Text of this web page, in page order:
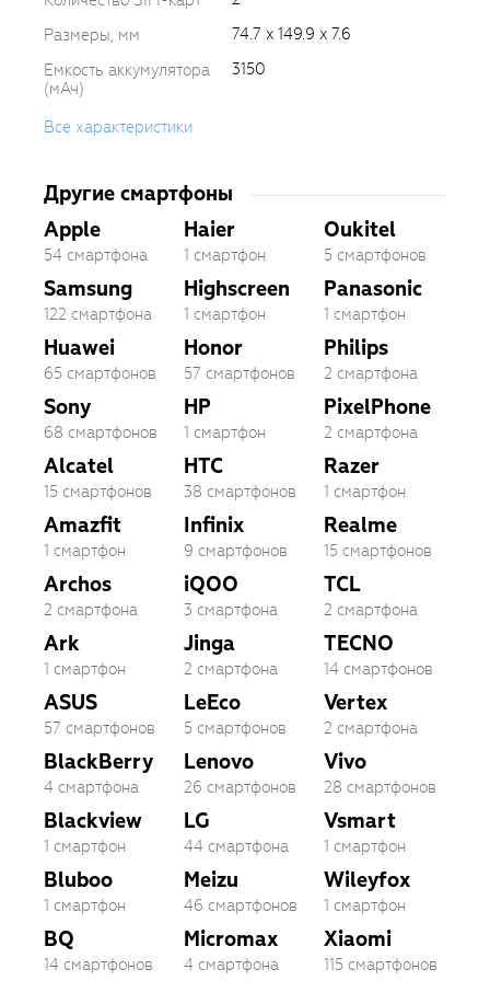
Размеры, мм
74.7 x 149.9 x 7.6
Емкость аккумулятора
(мАч)
3150
Все характеристики
Другие смартфоны
Apple
54 смартфона
Samsung
122 смартфона
Huawei
65 смартфонов
Sony
68 смартфонов
Alcatel
15 смартфонов
Amazfit
1 смартфон
Archos
2 смартфона
Ark
1 смартфон
ASUS
57 смартфонов
BlackBerry
4 смартфона
Blackview
1 смартфон
Bluboo
1 смартфон
BQ
14 смартфонов
Haier
1 смартфон
Highscreen
1 смартфон
Honor
57 смартфонов
HP
1 смартфон
HTC
38 смартфонов
Infinix
9 смартфонов
iQOO
3 смартфона
Jinga
2 смартфона
LeEco
5 смартфонов
Lenovo
26 смартфонов
LG
44 смартфона
Meizu
46 смартфонов
Micromax
4 смартфона
Oukitel
5 смартфонов
Panasonic
1 смартфон
Philips
2 смартфона
PixelPhone
2 смартфона
Razer
1 смартфон
Realme
15 смартфонов
TCL
2 смартфона
TECNO
14 смартфонов
Vertex
2 смартфона
Vivo
28 смартфонов
Vsmart
1 смартфон
Wileyfox
1 смартфон
Xiaomi
115 смартфонов